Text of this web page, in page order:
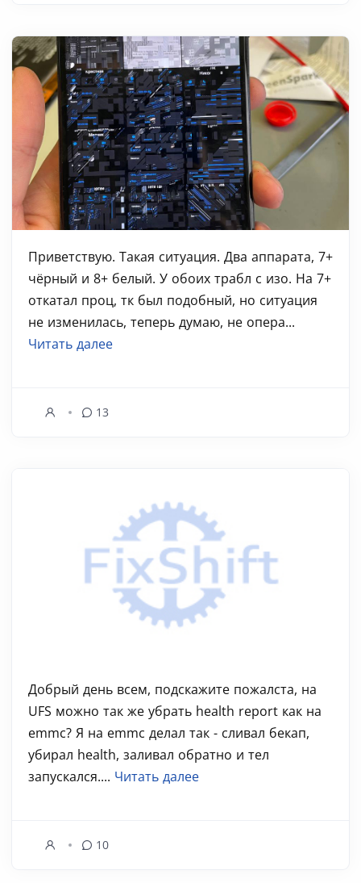
Приветствую. Такая ситуация. Два аппарата, 7+
чёрный и 8+ белый. У обоих трабл с изо. На 7+
откатал проц, тк был подобный, но ситуация
не изменилась, теперь думаю, не опера...
Читать далее
13
Добрый день всем, подскажите пожалста, на
UFS можно так же убрать health report как на
emmc? Я на emmc делал так - сливал бекап,
убирал health, заливал обратно и тел
запускался.... Читать далее
10